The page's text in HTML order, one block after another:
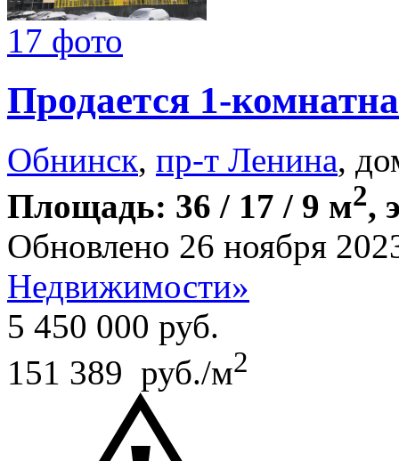
17 фото
Продается 1-
Обнинск, пр-т Ленина,
Площадь: 36 / 17 / 9 м2,
Обновлено 26 ноября
Недвижимости»
5 450 000 руб.
151 389 руб./м2